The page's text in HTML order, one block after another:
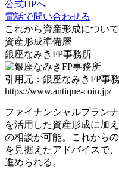
公式HPへ
電話で問い合わせる
これから資産形成につい
資産形成準備層
銀座なみきFP事務所
引用元：銀座なみきFP事
https://www.antique-coin.jp/
ファイナンシャルプラン
を活用した資産形成に加
の相談が可能。
これから
を見据えたアドバイスで
進められる。